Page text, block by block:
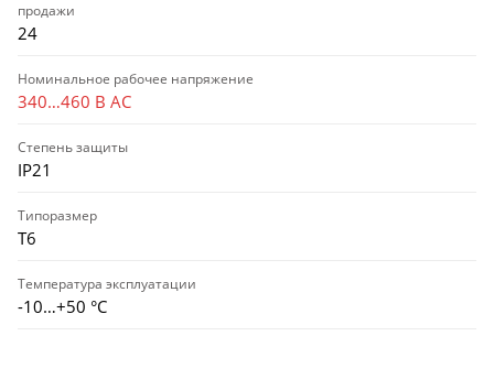
продажи
24
Номинальное рабочее напряжение
340…460 В AC
Степень защиты
IP21
Типоразмер
T6
Температура эксплуатации
-10…+50 °С